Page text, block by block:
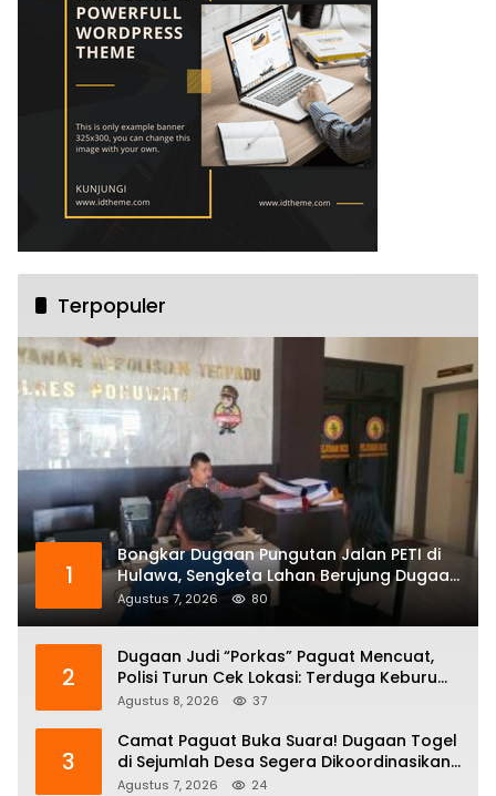
Terpopuler
1
Bongkar Dugaan Pungutan Jalan PETI di
Hulawa, Sengketa Lahan Berujung Dugaan
Pengeroyokan
Agustus 7, 2026 80
2
Dugaan Judi “Porkas” Paguat Mencuat,
Polisi Turun Cek Lokasi: Terduga Keburu
Menghilang
Agustus 8, 2026 37
3
Camat Paguat Buka Suara! Dugaan Togel
di Sejumlah Desa Segera Dikoordinasikan
ke Polisi
Agustus 7, 2026 24